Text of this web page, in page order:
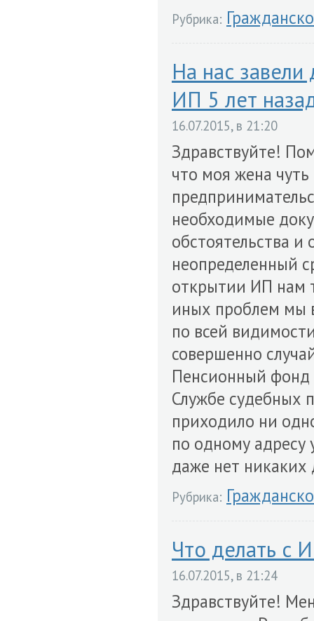
Рубрика:
На нас завели
ИП 5 лет
16.07.2015, в 21:20
Здравствуйте!
что моя жена чуть
необходимые
обстоятельства
неопределенный
открытии ИП нам
иных проблем мы
по всей
совершенно
Пенсионный фонд
Службе судебных
приходило ни
по одному адресу
даже нет
Рубрика:
Что делать с
16.07.2015, в 21:24
Здравствуйте!